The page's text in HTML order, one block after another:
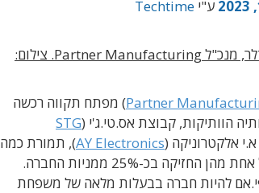
ע"י Techtime
בתמונה למעלה: מיקי אדלר, מנכ"ל Partner Manufacturing. צילום:
Partner) מפתח תקווה רכשה
הוותיקות, קבוצת אס.טי.ג'י (STG
אלקטרוניקה (AY Electronics), תמורת כמה
עשרות מיליוני שקלים. כל אחת מהן החזיקה בכ-25% ממניות החברה.
להיות חברה בבעלות מלאה של משפחת